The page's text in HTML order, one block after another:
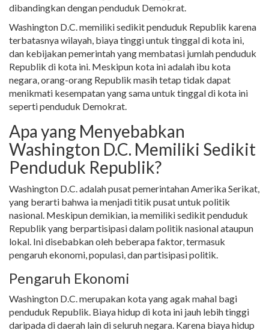
dibandingkan dengan penduduk Demokrat.
Washington D.C. memiliki sedikit penduduk Republik karena
terbatasnya wilayah, biaya tinggi untuk tinggal di kota ini,
dan kebijakan pemerintah yang membatasi jumlah penduduk
Republik di kota ini. Meskipun kota ini adalah ibu kota
negara, orang-orang Republik masih tetap tidak dapat
menikmati kesempatan yang sama untuk tinggal di kota ini
seperti penduduk Demokrat.
Apa yang Menyebabkan
Washington D.C. Memiliki Sedikit
Penduduk Republik?
Washington D.C. adalah pusat pemerintahan Amerika Serikat,
yang berarti bahwa ia menjadi titik pusat untuk politik
nasional. Meskipun demikian, ia memiliki sedikit penduduk
Republik yang berpartisipasi dalam politik nasional ataupun
lokal. Ini disebabkan oleh beberapa faktor, termasuk
pengaruh ekonomi, populasi, dan partisipasi politik.
Pengaruh Ekonomi
Washington D.C. merupakan kota yang agak mahal bagi
penduduk Republik. Biaya hidup di kota ini jauh lebih tinggi
daripada di daerah lain di seluruh negara. Karena biaya hidup